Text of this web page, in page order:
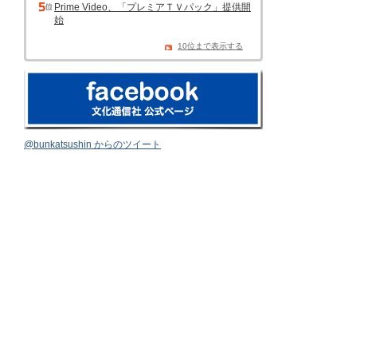
Prime Video、「プレミアＴＶパック」提供開
始
10位まで表示する
@bunkatsushin からのツイート